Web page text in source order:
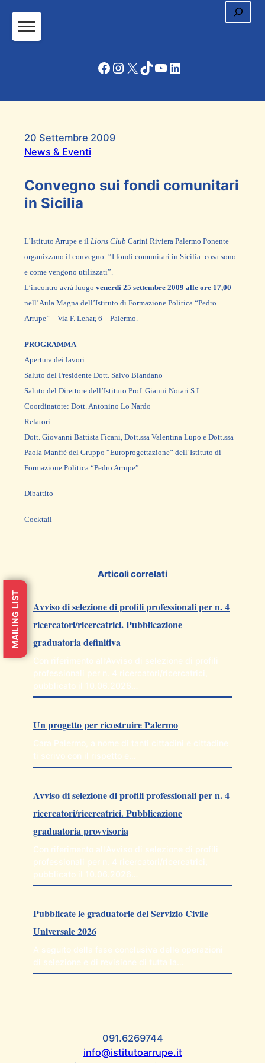
Facebook
Instagram
X TikTok
YouTube
LinkedIn
20 Settembre 2009
News & Eventi
Convegno sui fondi comunitari
in Sicilia
L’Istituto Arrupe e il Lions Club Carini Riviera Palermo Ponente
organizzano il convegno: “I fondi comunitari in Sicilia: cosa sono
e come vengono utilizzati”.
L’incontro avrà luogo venerdì 25 settembre 2009 alle ore 17,00
nell’Aula Magna dell’Istituto di Formazione Politica “Pedro
Arrupe” – Via F. Lehar, 6 – Palermo.
PROGRAMMA
Apertura dei lavori
Saluto del Presidente Dott. Salvo Blandano
Saluto del Direttore dell’Istituto Prof. Gianni Notari S.I.
Coordinatore: Dott. Antonino Lo Nardo
Relatori:
Dott. Giovanni Battista Ficani, Dott.ssa Valentina Lupo e Dott.ssa
Paola Manfrè del Gruppo “Europrogettazione” dell’Istituto di
Formazione Politica “Pedro Arrupe”
Dibattito
Cocktail
Articoli correlati
Avviso di selezione di profili professionali per n. 4
ricercatori/ricercatrici. Pubblicazione
graduatoria definitiva
Con riferimento all’Avviso di selezione di profili
professionali per n. 4 ricercatori/ricercatrici,
pubblicato il 10.06.2026…
Un progetto per ricostruire Palermo
Cara Palermo, a nome di tanti cittadini e cittadine
ti scrivo con il rispetto e…
Avviso di selezione di profili professionali per n. 4
ricercatori/ricercatrici. Pubblicazione
graduatoria provvisoria
Con riferimento all’Avviso di selezione di profili
professionali per n. 4 ricercatori/ricercatrici,
pubblicato il 10.06.2026…
Pubblicate le graduatorie del Servizio Civile
Universale 2026
A seguito della fase conclusiva delle operazioni
di selezione e di revisione di tutta la…
091.6269744
info@istitutoarrupe.it
MAILING LIST